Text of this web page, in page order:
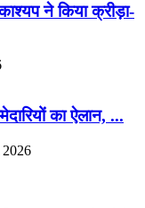
ने किया क्रीड़ा-
का ऐलान, ...